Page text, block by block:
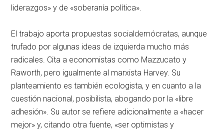
liderazgos» y de «soberanía política».
El trabajo aporta propuestas socialdemócratas, aunque
trufado por algunas ideas de izquierda mucho más
radicales. Cita a economistas como Mazzucato y
Raworth, pero igualmente al marxista Harvey. Su
planteamiento es también ecologista, y en cuanto a la
cuestión nacional, posibilista, abogando por la «libre
adhesión». Su autor se refiere adicionalmente a «hacer
mejor» y, citando otra fuente, «ser optimistas y